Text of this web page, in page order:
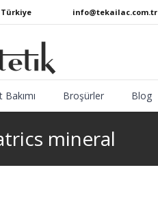
Türkiye info@tekailac.com.tr
Bakımı Broşürler Blog
mineral